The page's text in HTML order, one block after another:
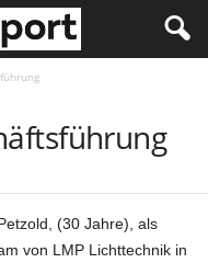
(30 Jahre), als
von LMP Lichttechnik in